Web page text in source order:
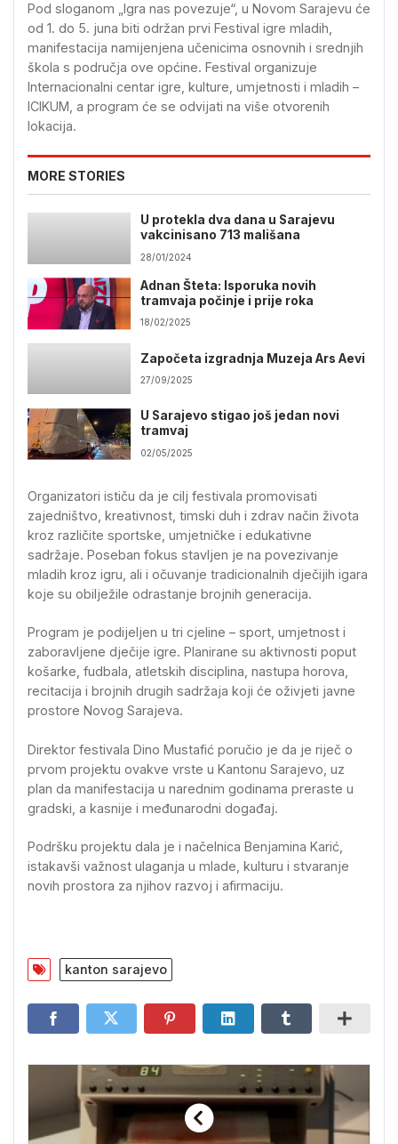
Pod sloganom „Igra nas povezuje“, u Novom Sarajevu će
od 1. do 5. juna biti održan prvi Festival igre mladih,
manifestacija namijenjena učenicima osnovnih i srednjih
škola s područja ove općine. Festival organizuje
Internacionalni centar igre, kulture, umjetnosti i mladih –
ICIKUM, a program će se odvijati na više otvorenih
lokacija.
MORE STORIES
U protekla dva dana u Sarajevu
vakcinisano 713 mališana
28/01/2024
Adnan Šteta: Isporuka novih
tramvaja počinje i prije roka
18/02/2025
Započeta izgradnja Muzeja Ars Aevi
27/09/2025
U Sarajevo stigao još jedan novi
tramvaj
02/05/2025
Organizatori ističu da je cilj festivala promovisati
zajedništvo, kreativnost, timski duh i zdrav način života
kroz različite sportske, umjetničke i edukativne
sadržaje. Poseban fokus stavljen je na povezivanje
mladih kroz igru, ali i očuvanje tradicionalnih dječijih igara
koje su obilježile odrastanje brojnih generacija.
Program je podijeljen u tri cjeline – sport, umjetnost i
zaboravljene dječije igre. Planirane su aktivnosti poput
košarke, fudbala, atletskih disciplina, nastupa horova,
recitacija i brojnih drugih sadržaja koji će oživjeti javne
prostore Novog Sarajeva.
Direktor festivala Dino Mustafić poručio je da je riječ o
prvom projektu ovakve vrste u Kantonu Sarajevo, uz
plan da manifestacija u narednim godinama preraste u
gradski, a kasnije i međunarodni događaj.
Podršku projektu dala je i načelnica Benjamina Karić,
istakavši važnost ulaganja u mlade, kulturu i stvaranje
novih prostora za njihov razvoj i afirmaciju.
kanton sarajevo